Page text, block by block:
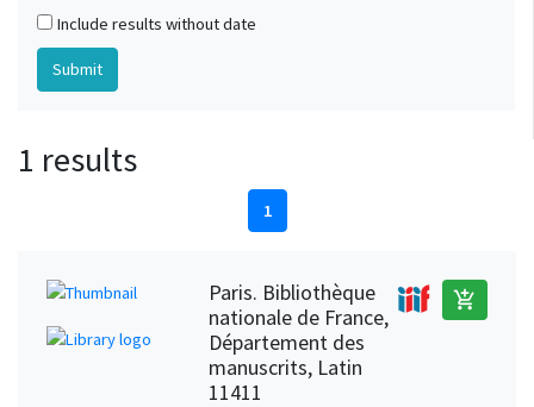
Include results without date
1 results
1
Paris. Bibliothèque
nationale de France,
Département des
manuscrits, Latin
11411
add_shopping_cart